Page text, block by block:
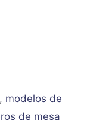
, modelos de
de mesa